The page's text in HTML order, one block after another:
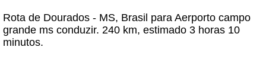
Rota de Dourados - MS, Brasil para Aerporto campo
grande ms conduzir. 240 km, estimado 3 horas 10
minutos.